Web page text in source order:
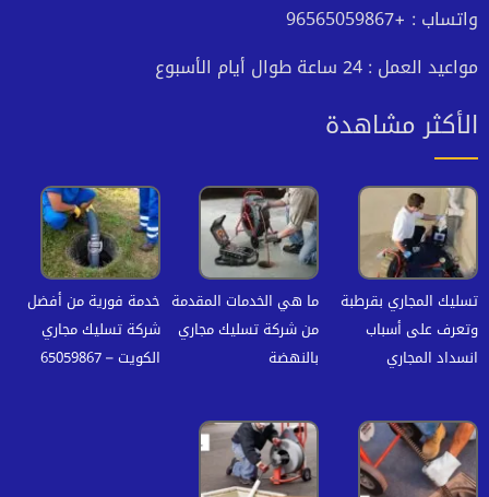
واتساب : +96565059867
مواعيد العمل : 24 ساعة طوال أيام الأسبوع
الأكثر مشاهدة
تسليك المجاري بقرطبة
وتعرف على أسباب
انسداد المجاري
ما هي الخدمات المقدمة
من شركة تسليك مجاري
بالنهضة
خدمة فورية من أفضل
شركة تسليك مجاري
الكويت – 65059867